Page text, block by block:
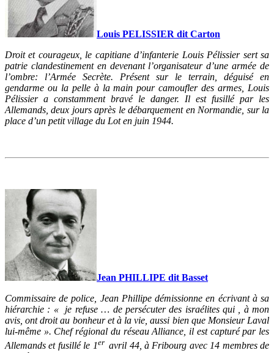
Louis PELISSIER dit Carton
Droit et courageux, le capitiane d’infanterie Louis Pélissier sert sa
patrie clandestinement en devenant l’organisateur d’une armée de
l’ombre: l’Armée Secrète. Présent sur le terrain, déguisé en
gendarme ou la pelle à la main pour camoufler des armes, Louis
Pélissier a constamment bravé le danger. Il est fusillé par les
Allemands, deux jours après le débarquement en Normandie, sur la
place d’un petit village du Lot en juin 1944.
Jean PHILLIPE dit Basset
Commissaire de police, Jean Phillipe démissionne en écrivant à sa
hiérarchie : « je refuse … de persécuter des israélites qui , à mon
avis, ont droit au bonheur et à la vie, aussi bien que Monsieur Laval
lui-même ». Chef régional du réseau Alliance, il est capturé par les
Allemands et fusillé le 1er avril 44, à Fribourg avec 14 membres de